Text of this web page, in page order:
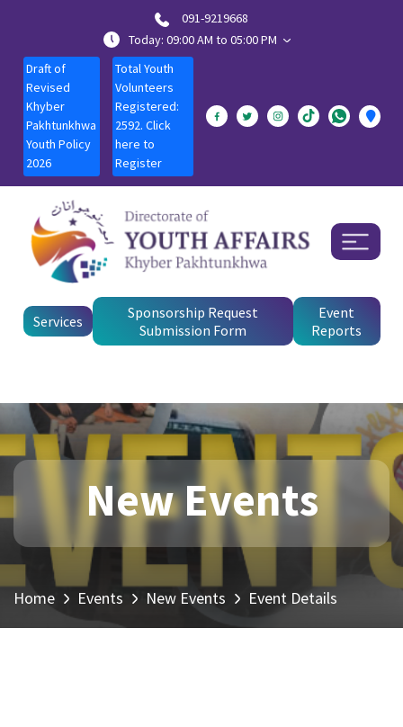
091-9219668
Today: 09:00 AM to 05:00 PM
Draft of
Revised
Khyber
Pakhtunkhwa
Youth Policy
2026
Total Youth
Volunteers
Registered:
2592. Click
here to
Register
Services
Sponsorship Request
Submission Form
Event
Reports
New Events
Home Events New Events Event Details